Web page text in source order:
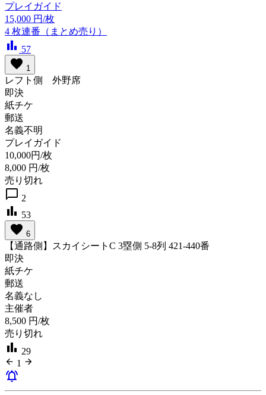
プレイガイド
15,000 円/枚
4 枚連番（まとめ売り）
bar_chart 57
favorite 1
レフト側 外野席
即決
紙チケ
郵送
名義不明
プレイガイド
10,000円/枚
8,000 円/枚
売り切れ
chat_bubble_outline 2
bar_chart 53
favorite 6
【通路側】スカイシートC 3塁側 5-8列 421-440番
即決
紙チケ
郵送
名義なし
主催者
8,500 円/枚
売り切れ
bar_chart 29
arrow_back 1 arrow_forward
notifications_active